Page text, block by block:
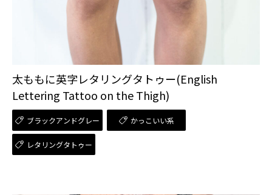
太ももに英字レタリングタトゥー(English
Lettering Tattoo on the Thigh)
ブラックアンドグレー かっこいい系
レタリングタトゥー